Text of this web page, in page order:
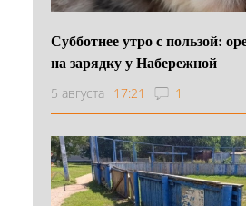
Субботнее утро с пользой:
на зарядку у Набережной
5 августа 17:21 1